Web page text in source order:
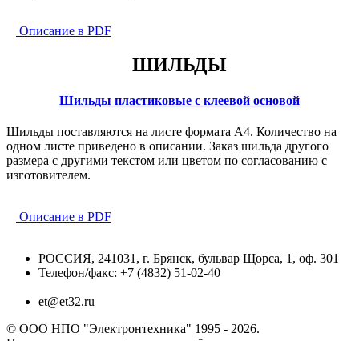
Описание в PDF
ШИЛЬДЫ
Шильды пластиковые с клеевой основой
Шильды поставляются на листе формата А4. Количество на
одном листе приведено в описании. Заказ шильда другого
размера с другими текстом или цветом по согласованию с
изготовителем.
Описание в PDF
РОССИЯ, 241031, г. Брянск, бульвар Щорса, 1, оф. 301
Телефон/факс: +7 (4832) 51-02-40
et@et32.ru
© ООО НПО "Электронтехника" 1995 - 2026.